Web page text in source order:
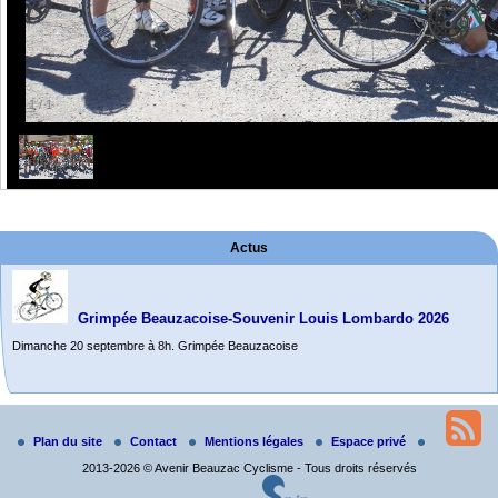
1/1
Actus
Dimanche 20 septembre à 8h. Grimpée Beauzacoise
Plan du site Contact Mentions légales
Espace privé
2013-2026 © Avenir Beauzac Cyclisme - Tous droits réservés